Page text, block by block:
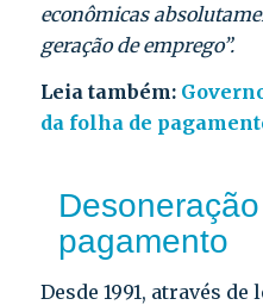
econômicas
geração de emprego”.
Leia também:
da folha de
pagamento
Desde 1991, através